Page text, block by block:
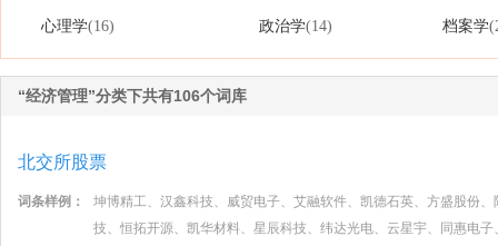
心理学(16) 政治学(14) 档案学
“经济管理”分类下共有106个词库
北交所股票
词条样例：
坤博精工、汉鑫科技、威贸电子、艾融软件、凯德石英、方盛股份
技、恒拓开源、凯华材料、星辰科技、纬达光电、云星宇、同惠电子